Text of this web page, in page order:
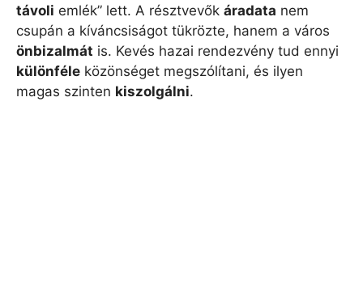
távoli emlék” lett. A résztvevők áradata nem
csupán a kíváncsiságot tükrözte, hanem a város
önbizalmát is. Kevés hazai rendezvény tud ennyi
különféle közönséget megszólítani, és ilyen
magas szinten kiszolgálni.